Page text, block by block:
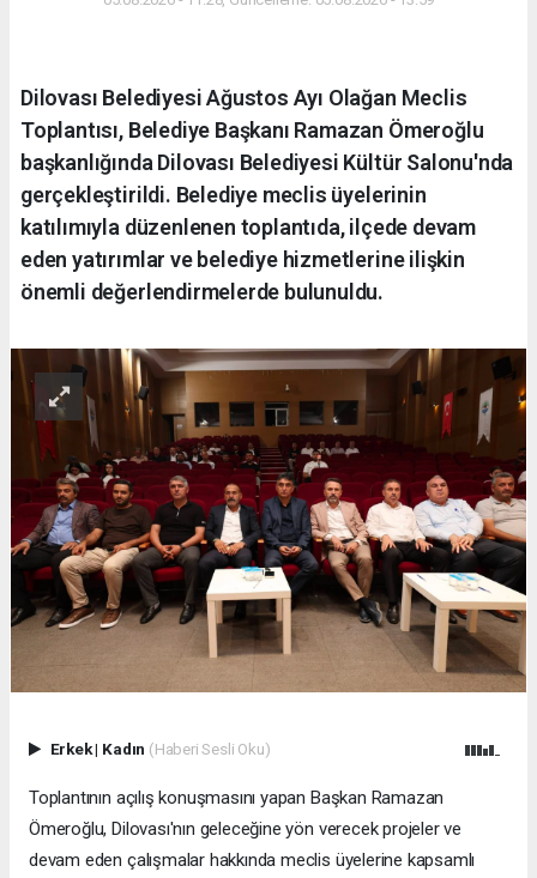
Dilovası Belediyesi Ağustos Ayı Olağan Meclis
Toplantısı, Belediye Başkanı Ramazan Ömeroğlu
başkanlığında Dilovası Belediyesi Kültür Salonu'nda
gerçekleştirildi. Belediye meclis üyelerinin
katılımıyla düzenlenen toplantıda, ilçede devam
eden yatırımlar ve belediye hizmetlerine ilişkin
önemli değerlendirmelerde bulunuldu.
Erkek| Kadın (Haberi Sesli Oku)
Toplantının açılış konuşmasını yapan Başkan Ramazan
Ömeroğlu, Dilovası'nın geleceğine yön verecek projeler ve
devam eden çalışmalar hakkında meclis üyelerine kapsamlı